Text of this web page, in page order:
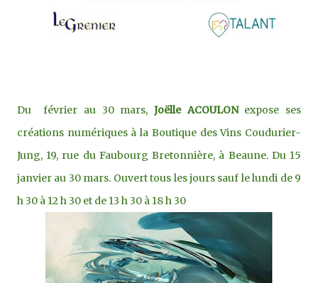
Du février au 30 mars, Joëlle ACOULONexpose ses
créations numériques à la Boutique des Vins Coudurier-
Jung, 19, rue du Faubourg Bretonnière, à Beaune. Du 15
janvier au 30 mars. Ouvert tous les jours sauf le lundi de 9
h 30 à 12 h 30 et de 13 h 30 à 18 h 30